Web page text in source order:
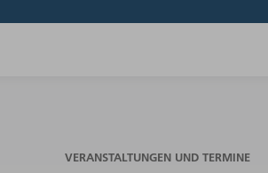
VERANSTALTUNGEN UND TERMINE